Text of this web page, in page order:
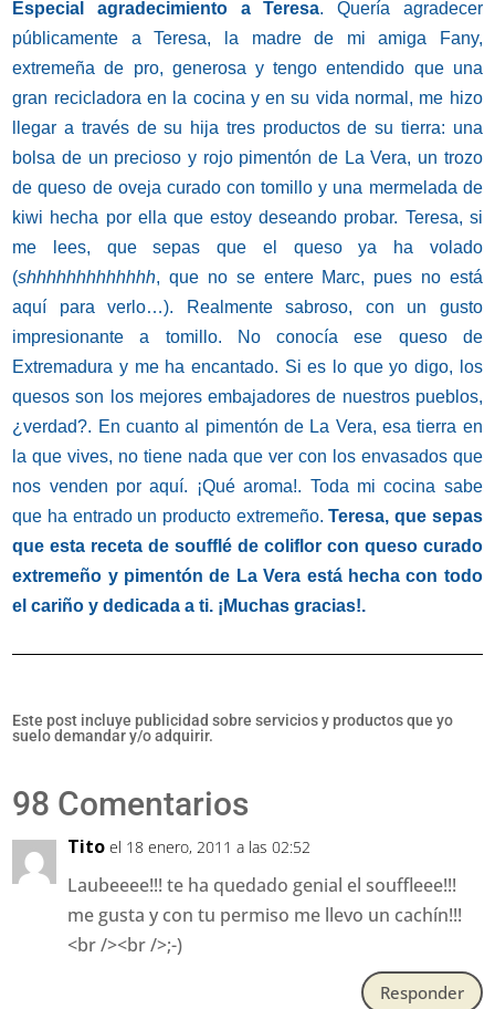
Especial agradecimiento a Teresa. Quería agradecer
públicamente a Teresa, la madre de mi amiga Fany,
extremeña de pro, generosa y tengo entendido que una
gran recicladora en la cocina y en su vida normal, me hizo
llegar a través de su hija tres productos de su tierra: una
bolsa de un precioso y rojo pimentón de La Vera, un trozo
de queso de oveja curado con tomillo y una mermelada de
kiwi hecha por ella que estoy deseando probar. Teresa, si
me lees, que sepas que el queso ya ha volado
(shhhhhhhhhhhhh, que no se entere Marc, pues no está
aquí para verlo…). Realmente sabroso, con un gusto
impresionante a tomillo. No conocía ese queso de
Extremadura y me ha encantado. Si es lo que yo digo, los
quesos son los mejores embajadores de nuestros pueblos,
¿verdad?. En cuanto al pimentón de La Vera, esa tierra en
la que vives, no tiene nada que ver con los envasados que
nos venden por aquí. ¡Qué aroma!. Toda mi cocina sabe
que ha entrado un producto extremeño.Teresa, que sepas
que esta receta de soufflé de coliflor con queso curado
extremeño y pimentón de La Vera está hecha con todo
el cariño y dedicada a ti. ¡Muchas gracias!.
Este post incluye publicidad sobre servicios y productos que yo
suelo demandar y/o adquirir.
98 Comentarios
Tito el 18 enero, 2011 a las 02:52
Laubeeee!!! te ha quedado genial el souffleee!!!
me gusta y con tu permiso me llevo un cachín!!!
<br /><br />;-)
Responder